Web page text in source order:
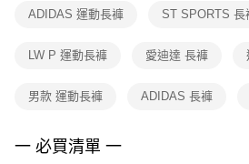
客戶支援中心」https://
１．透過由恩沛科技股份有限公司提供之「
權轉讓予恩沛科技股份有限公司。
３．未成年的使用者請事先徵得法定代理人或
「AFTEE先享後付」，若未經同意申辦者引起
ADIDAS 運動長褲 ST SPORTS 長
LW P 運動長褲 愛迪達 長褲
男款 運動長褲 ADIDAS 長褲
一 必買清單 一